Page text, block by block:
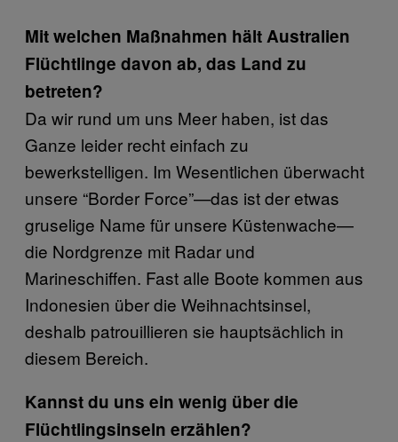
Mit welchen Maßnahmen hält Australien
Flüchtlinge davon ab, das Land zu
betreten?
Da wir rund um uns Meer haben, ist das
Ganze leider recht einfach zu
bewerkstelligen. Im Wesentlichen überwacht
unsere “Border Force”—das ist der etwas
gruselige Name für unsere Küstenwache—
die Nordgrenze mit Radar und
Marineschiffen. Fast alle Boote kommen aus
Indonesien über die Weihnachtsinsel,
deshalb patrouillieren sie hauptsächlich in
diesem Bereich.
Kannst du uns ein wenig über die
Flüchtlingsinseln erzählen?